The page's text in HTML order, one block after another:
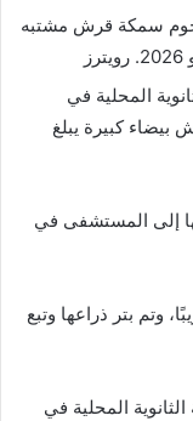
سمكة قرش مشتبه
رويترز
المحلية في
كبيرة يبلغ
إلى المستشفى في
وتم بتر ذراعها وتبع
المحلية في